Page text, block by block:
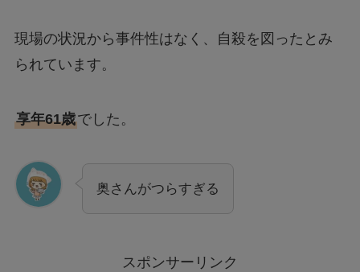
現場の状況から事件性はなく、自殺を図ったとみ
られています。
享年61歳でした。
奥さんがつらすぎる
スポンサーリンク